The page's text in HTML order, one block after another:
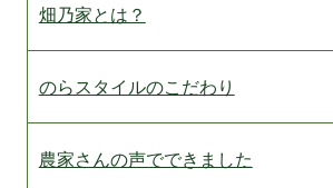
畑乃家とは？
のらスタイルのこだわり
農家さんの声でできました